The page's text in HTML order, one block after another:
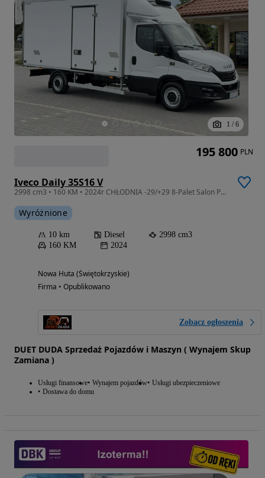
1 / 6
Iveco Daily 35S16 V
2998 cm3 • 160 KM • 2024r CHŁODNIA -29/+29 8-Palet Salon PL Na Gwarancji Dostępny Od Ręki
Wyróżnione
10 km Diesel
2998 cm3
160 KM
2024
Nowa Huta (Świętokrzyskie)
Firma • Opublikowano
Zobacz ogłoszenia
DUET DUDA Sprzedaż Pojazdów i Maszyn ( Wynajem Skup
Zamiana )
Usługi finansowe Wynajem pojazdów Usługi ubezpieczeniowe
Dostawa do domu
195 800 PLN